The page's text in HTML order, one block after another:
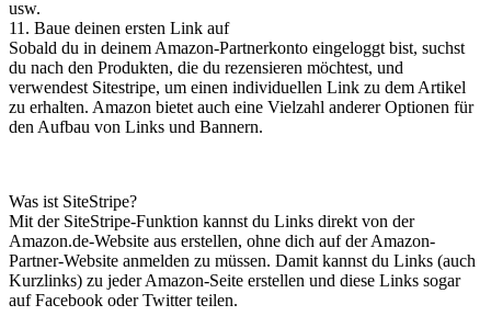
usw.
11. Baue deinen ersten Link auf
Sobald du in deinem Amazon-Partnerkonto eingeloggt bist, suchst
du nach den Produkten, die du rezensieren möchtest, und
verwendest Sitestripe, um einen individuellen Link zu dem Artikel
zu erhalten. Amazon bietet auch eine Vielzahl anderer Optionen für
den Aufbau von Links und Bannern.
Was ist SiteStripe?
Mit der SiteStripe-Funktion kannst du Links direkt von der
Amazon.de-Website aus erstellen, ohne dich auf der Amazon-
Partner-Website anmelden zu müssen. Damit kannst du Links (auch
Kurzlinks) zu jeder Amazon-Seite erstellen und diese Links sogar
auf Facebook oder Twitter teilen.